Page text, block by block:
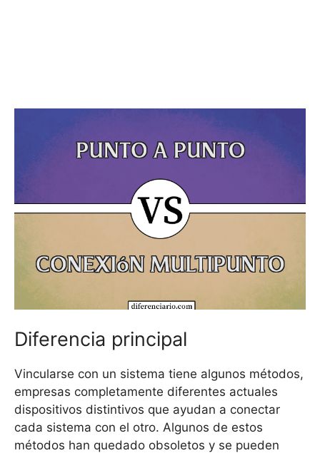
Diferencia principal
Vincularse con un sistema tiene algunos métodos,
empresas completamente diferentes actuales
dispositivos distintivos que ayudan a conectar
cada sistema con el otro. Algunos de estos
métodos han quedado obsoletos y se pueden